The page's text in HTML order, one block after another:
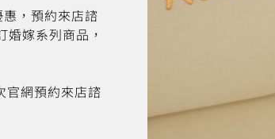
，預約來店諮
嫁系列商品，
官網預約來店諮